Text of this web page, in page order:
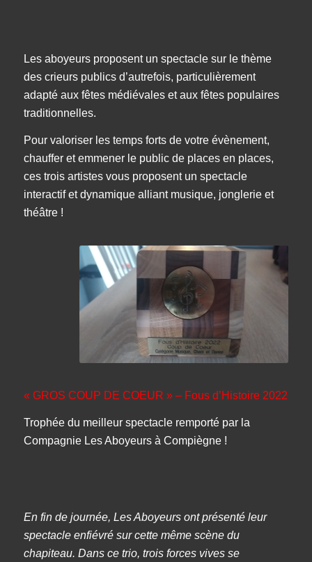
Les aboyeurs proposent un spectacle sur le thème
des crieurs publics d’autrefois, particulièrement
adapté aux fêtes médiévales et aux fêtes populaires
traditionnelles.
Pour valoriser les temps forts de votre évènement,
chauffer et emmener le public de places en places,
ces trois artistes vous proposent un spectacle
interactif et dynamique alliant musique, jonglerie et
théâtre !
« GROS COUP DE COEUR » – Fous d’Histoire 2022
Trophée du meilleur spectacle remporté par la
Compagnie Les Aboyeurs à Compiègne !
En fin de journée, Les Aboyeurs ont présenté leur
spectacle enfiévré sur cette même scène du
chapiteau. Dans ce trio, trois forces vives se